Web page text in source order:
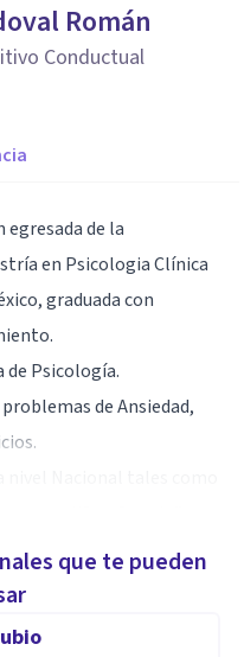
Román
Conductual
egresada de la
en Psicologia Clínica
graduada con
de Psicología.
de Ansiedad,
programas de
en Revistas,
que te pueden